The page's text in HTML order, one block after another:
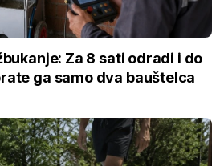
Za 8 sati odradi i do
ga samo dva bauštelca